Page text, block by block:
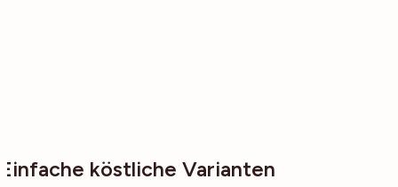
Einfache köstliche Varianten